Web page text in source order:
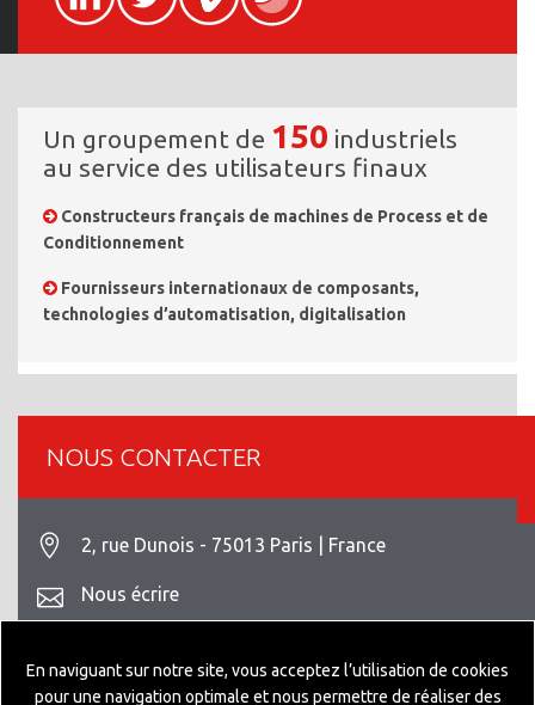
Un groupement de 150 industriels
au service des utilisateurs finaux
Constructeurs français de machines de Process et de
Conditionnement
Fournisseurs internationaux de composants,
technologies d’automatisation, digitalisation
NOUS CONTACTER
2, rue Dunois - 75013 Paris | France
Nous écrire
Mentions légales
En naviguant sur notre site, vous acceptez l’utilisation de cookies
pour une navigation optimale et nous permettre de réaliser des